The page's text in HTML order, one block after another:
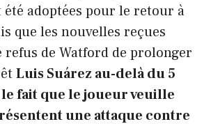
adoptées pour le retour à
que les nouvelles reçues
de Watford de prolonger
Luis Suárez au-delà du 5
fait que le joueur veuille
une attaque contre